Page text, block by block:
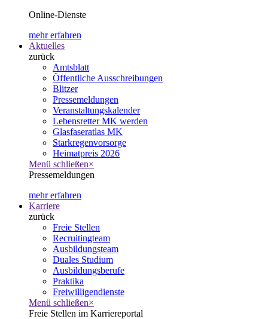
Online-Dienste
mehr erfahren
Aktuelles
zurück
Amtsblatt
Öffentliche Ausschreibungen
Blitzer
Pressemeldungen
Veranstaltungskalender
Lebensretter MK werden
Glasfaseratlas MK
Starkregenvorsorge
Heimatpreis 2026
Menü schließen×
Pressemeldungen
mehr erfahren
Karriere
zurück
Freie Stellen
Recruitingteam
Ausbildungsteam
Duales Studium
Ausbildungsberufe
Praktika
Freiwilligendienste
Menü schließen×
Freie Stellen im Karriereportal